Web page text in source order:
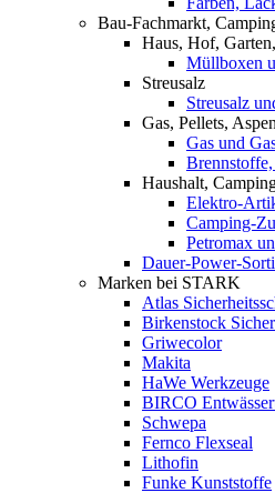
Bau-Fachmarkt,
Haus, Hof,
Müllboxen
Streusalz
Streusalz
Gas, Pellets,
Gas und
Haushalt,
Elektro-
Camping-
Petromax
Dauer-Power-
Marken bei STARK
Atlas
Birkenstock
Griwecolor
Makita
HaWe Werkzeuge
BIRCO
Schwepa
Fernco Flexseal
Lithofin
Funke Kunststoffe